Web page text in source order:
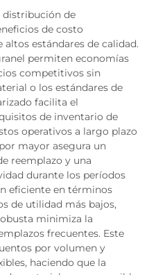
distribución de
de costo
estándares de calidad.
permiten economías
competitivos sin
o los estándares de
facilita el
de inventario de
operativos a largo plazo
mayor asegura un
reemplazo y una
durante los períodos
eficiente en términos
de utilidad más bajos,
minimiza la
frecuentes. Este
por volumen y
haciendo que la